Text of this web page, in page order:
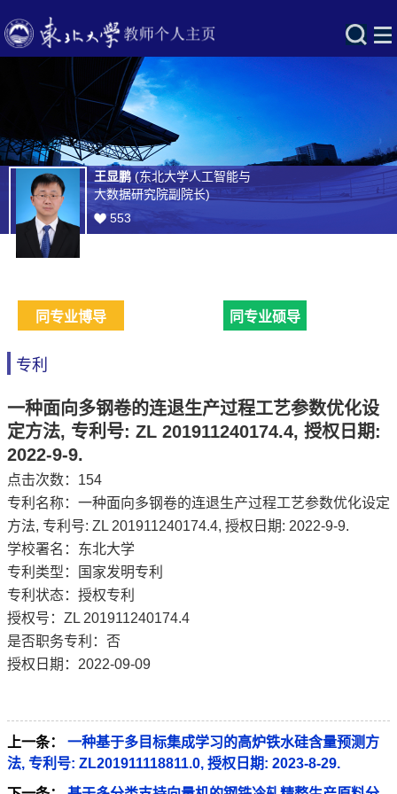
王显鹏(东北大学人工智能与
大数据研究院副院长)
553
同专业博导 同专业硕导
专利
一种面向多钢卷的连退生产过程工艺参数优化设
定方法, 专利号: ZL 201911240174.4, 授权日期:
2022-9-9.
点击次数： 154
专利名称：一种面向多钢卷的连退生产过程工艺参数优化设定
方法, 专利号: ZL 201911240174.4, 授权日期: 2022-9-9.
学校署名：东北大学
专利类型：国家发明专利
专利状态：授权专利
授权号：ZL 201911240174.4
是否职务专利：否
授权日期：2022-09-09
上一条：
一种基于多目标集成学习的高炉铁水硅含量预测方
法, 专利号: ZL201911118811.0, 授权日期: 2023-8-29.